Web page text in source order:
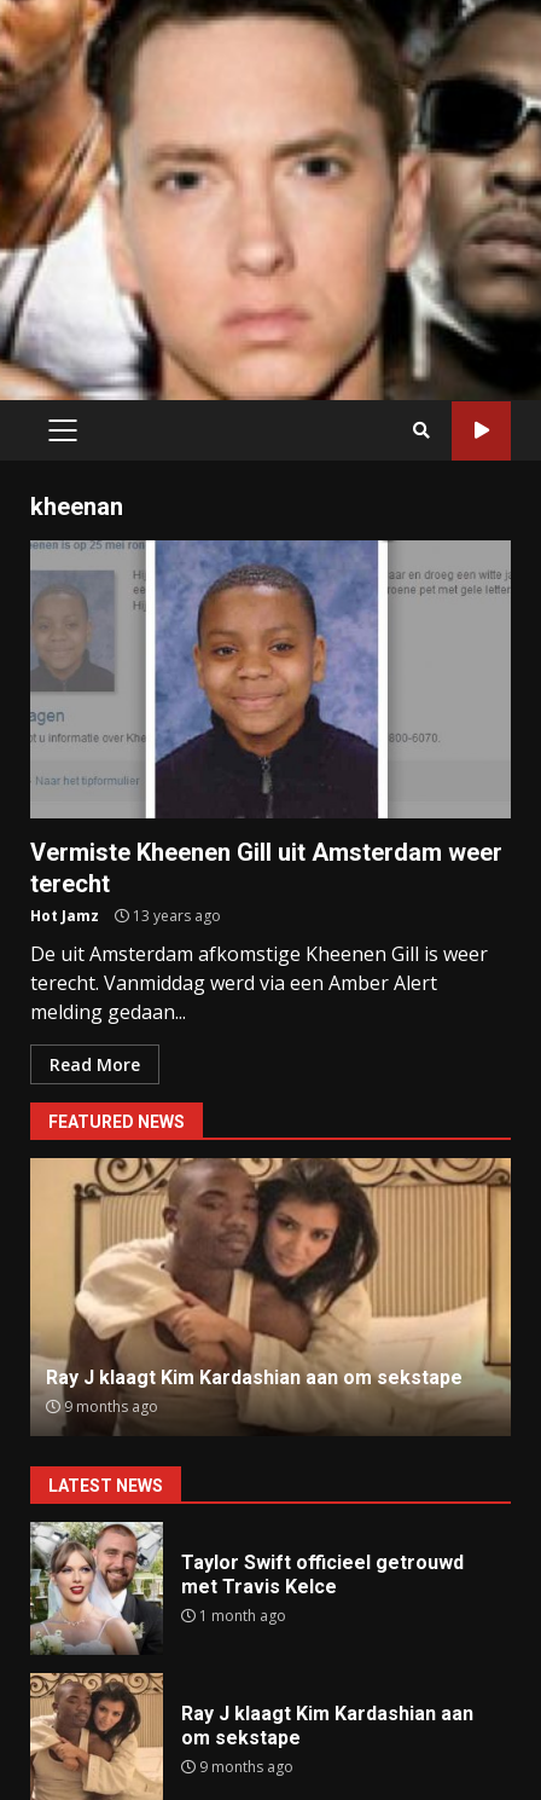
PRIMARY
kheenan
Vermiste Kheenen Gill uit Amsterdam weer
terecht
Hot Jamz 13 years ago
De uit Amsterdam afkomstige Kheenen Gill is weer
terecht. Vanmiddag werd via een Amber Alert
melding gedaan...
Read More
FEATURED NEWS
Ray J klaagt Kim Kardashian aan om sekstape
9 months ago
LATEST NEWS
Taylor Swift officieel getrouwd
met Travis Kelce
1 month ago
Ray J klaagt Kim Kardashian aan
om sekstape
9 months ago